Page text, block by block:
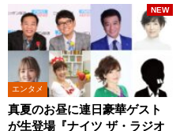
エンタメ
真夏のお昼に連日豪華ゲスト
が生登場『ナイツ ザ・ラジオ
NEW